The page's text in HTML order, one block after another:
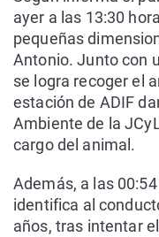
ayer a las 13:30
pequeñas
Antonio. Junto con
se logra recoger el
estación de ADIF
Ambiente de la
cargo del animal.
Además, a las
identifica al
años, tras intentar